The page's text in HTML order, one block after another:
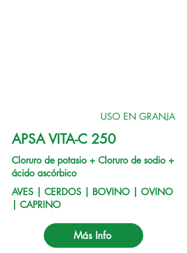
USO EN GRANJA
APSA VITA-C 250
Cloruro de potasio + Cloruro de sodio +
ácido ascórbico
AVES | CERDOS | BOVINO | OVINO
| CAPRINO
Más Info